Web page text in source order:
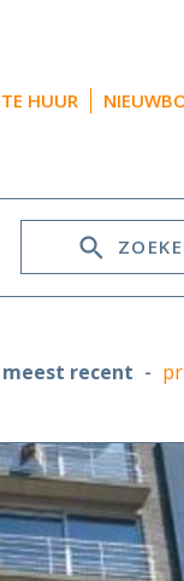
TE HUUR
meest recent -